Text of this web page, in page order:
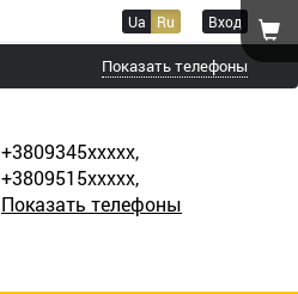
Ua Ru Вход
Показать телефоны
+3809345xxxxx,
+3809515xxxxx,
Показать телефоны